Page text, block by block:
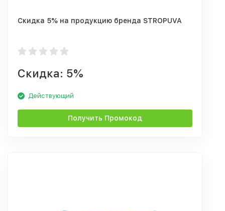
Скидка 5% на продукцию бренда STROPUVA
Скидка: 5%
Действующий
Получить Промокод